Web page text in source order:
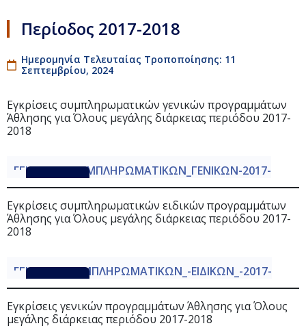
Περίοδος 2017-2018
Ημερομηνία Τελευταίας Τροποποίησης: 11
Σεπτεμβρίου, 2024
Εγκρίσεις συμπληρωματικών γενικών προγραμμάτων
Άθλησης για Όλους μεγάλης διάρκειας περιόδου 2017-
2018
ΕΓΚΡΙΣΕΙΣ_-ΣΥΜΠΛΗΡΩΜΑΤΙΚΩΝ_ΓΕΝΙΚΩΝ-2017-
18
Λήψη
Εγκρίσεις συμπληρωματικών ειδικών προγραμμάτων
Άθλησης για Όλους μεγάλης διάρκειας περιόδου 2017-
2018
ΕΓΚΡΙΣΕΙΣ_ΣΥΜΠΛΗΡΩΜΑΤΙΚΩΝ_-ΕΙΔΙΚΩΝ_-2017-
18
Λήψη
Εγκρίσεις γενικών προγραμμάτων Άθλησης για Όλους
μεγάλης διάρκειας περιόδου 2017-2018